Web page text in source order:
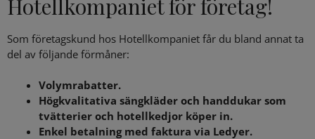
Hotellkompaniet för företag!
Som företagskund hos Hotellkompaniet får du bland annat ta
del av följande förmåner:
Volymrabatter.
Högkvalitativa sängkläder och handdukar som
tvätterier och hotellkedjor köper in.
Enkel betalning med faktura via Ledyer.